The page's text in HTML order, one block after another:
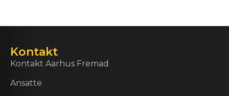
Kontakt
Kontakt Aarhus Fremad
Ansatte